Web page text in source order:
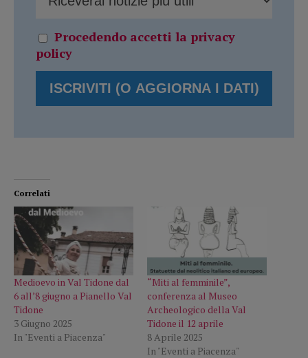
Procedendo accetti la privacy
policy
Correlati
Medioevo in Val Tidone dal
6 all’8 giugno a Pianello Val
Tidone
3 Giugno 2025
In "Eventi a Piacenza"
“Miti al femminile”,
conferenza al Museo
Archeologico della Val
Tidone il 12 aprile
8 Aprile 2025
In "Eventi a Piacenza"